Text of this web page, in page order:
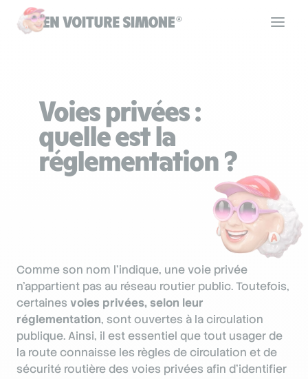
Permis de conduire
Allô Simone
Se connecter
Voies privées :
quelle est la
réglementation ?
Comme son nom l’indique, une voie privée
n’appartient pas au réseau routier public. Toutefois,
certaines voies privées, selon leur
réglementation, sont ouvertes à la circulation
publique. Ainsi, il est essentiel que tout usager de
la route connaisse les règles de circulation et de
sécurité routière des voies privées afin d’identifier